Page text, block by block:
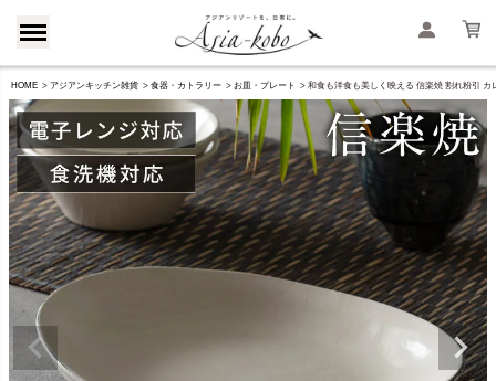
HOME アジアンキッチン雑貨 食器・カトラリー お皿・プレート 和食も洋食も美しく映える 信楽焼 割れ粉引 カ